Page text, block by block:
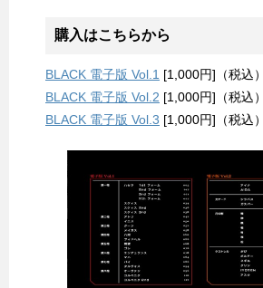
購入はこちらから
BLACK 電子版 Vol.1 [1,000円]（税込）
BLACK 電子版 Vol.2 [1,000円]（税込）
BLACK 電子版 Vol.3 [1,000円]（税込）